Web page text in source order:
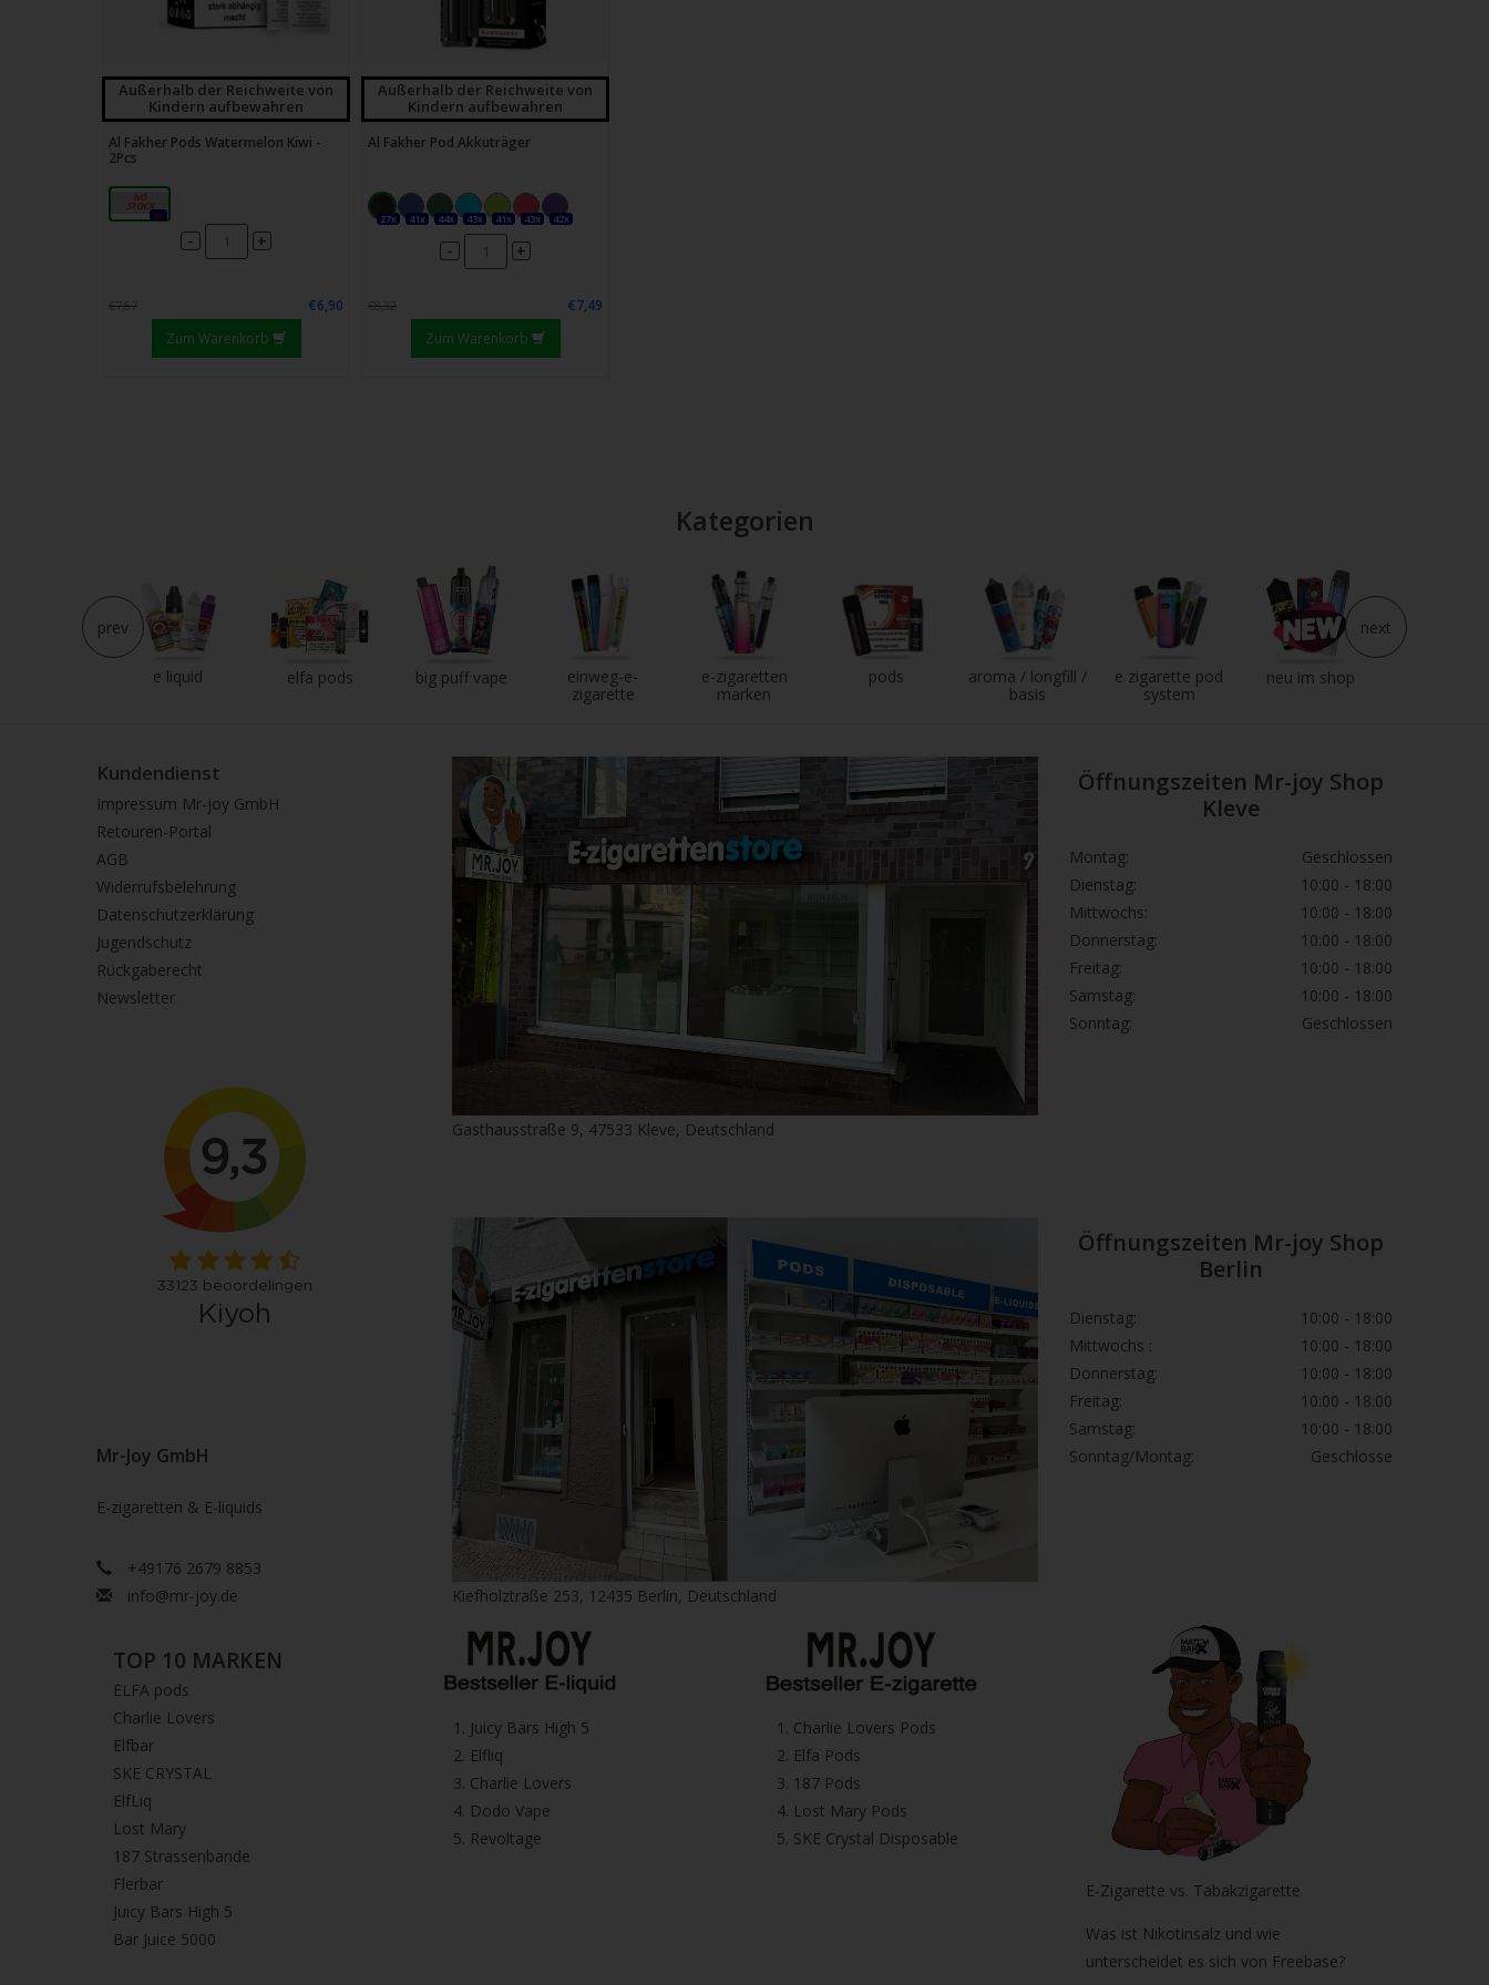
Außerhalb der Reichweite von
Kindern aufbewahren
Al Fakher Pods Watermelon Kiwi -
2Pcs
20mg
0x
- +
€7,67
€6,90
Zum Warenkorb
Außerhalb der Reichweite von
Kindern aufbewahren
Al Fakher Pod Akkuträger
27x 41x 44x 43x 41x 43x 42x
- +
€8,32
€7,49
Zum Warenkorb
Kategorien
e liquid elfa pods big puff vape
einweg-e-
zigarette
e-zigaretten
marken
pods
aroma / longfill /
basis
e zigarette pod
system
neu im shop
prev next
Kundendienst
Impressum Mr-joy GmbH
Retouren-Portal
AGB
Widerrufsbelehrung
Datenschutzerklärung
Jugendschutz
Rückgaberecht
Newsletter
Mr-Joy GmbH
E-zigaretten & E-liquids
+49176 2679 8853
info@mr-joy.de
Gasthausstraße 9, 47533 Kleve, Deutschland
Kiefholztraße 253, 12435 Berlin, Deutschland
Öffnungszeiten Mr-joy Shop
Kleve
Montag:
Geschlossen
Dienstag:
10:00 - 18:00
Mittwochs:
10:00 - 18:00
Donnerstag:
10:00 - 18:00
Freitag:
10:00 - 18:00
Samstag:
10:00 - 18:00
Sonntag:
Geschlossen
Öffnungszeiten Mr-joy Shop
Berlin
Dienstag:
10:00 - 18:00
Mittwochs :
10:00 - 18:00
Donnerstag:
10:00 - 18:00
Freitag:
10:00 - 18:00
Samstag:
10:00 - 18:00
Sonntag/Montag:
Geschlosse
TOP 10 MARKEN
ELFA pods
Charlie Lovers
Elfbar
SKE CRYSTAL
ElfLiq
Lost Mary
187 Strassenbande
Flerbar
Juicy Bars High 5
Bar Juice 5000
1.⁠ ⁠Juicy Bars High 5
2.⁠ ⁠⁠Elfliq
3.⁠ ⁠⁠Charlie Lovers
4.⁠ ⁠⁠Dodo Vape
5. ⁠Revoltage
1.⁠ ⁠Charlie Lovers Pods
2.⁠ ⁠⁠Elfa Pods
3.⁠ ⁠⁠187 Pods
4.⁠ ⁠⁠Lost Mary Pods
5.⁠ ⁠⁠SKE Crystal Disposable
E-Zigarette vs. Tabakzigarette
Was ist Nikotinsalz und wie
unterscheidet es sich von Freebase?